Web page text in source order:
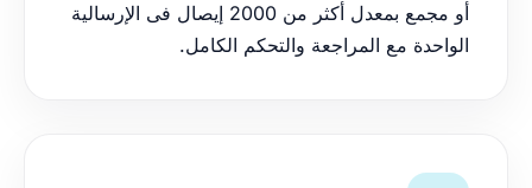
أو مجمع بمعدل أكثر من 2000 إيصال فى الإرسالية
الواحدة مع المراجعة والتحكم الكامل.